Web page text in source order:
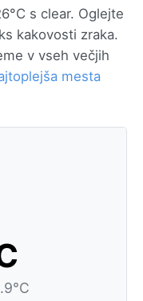
s clear. Oglejte
kakovosti zraka.
v vseh večjih
mesta